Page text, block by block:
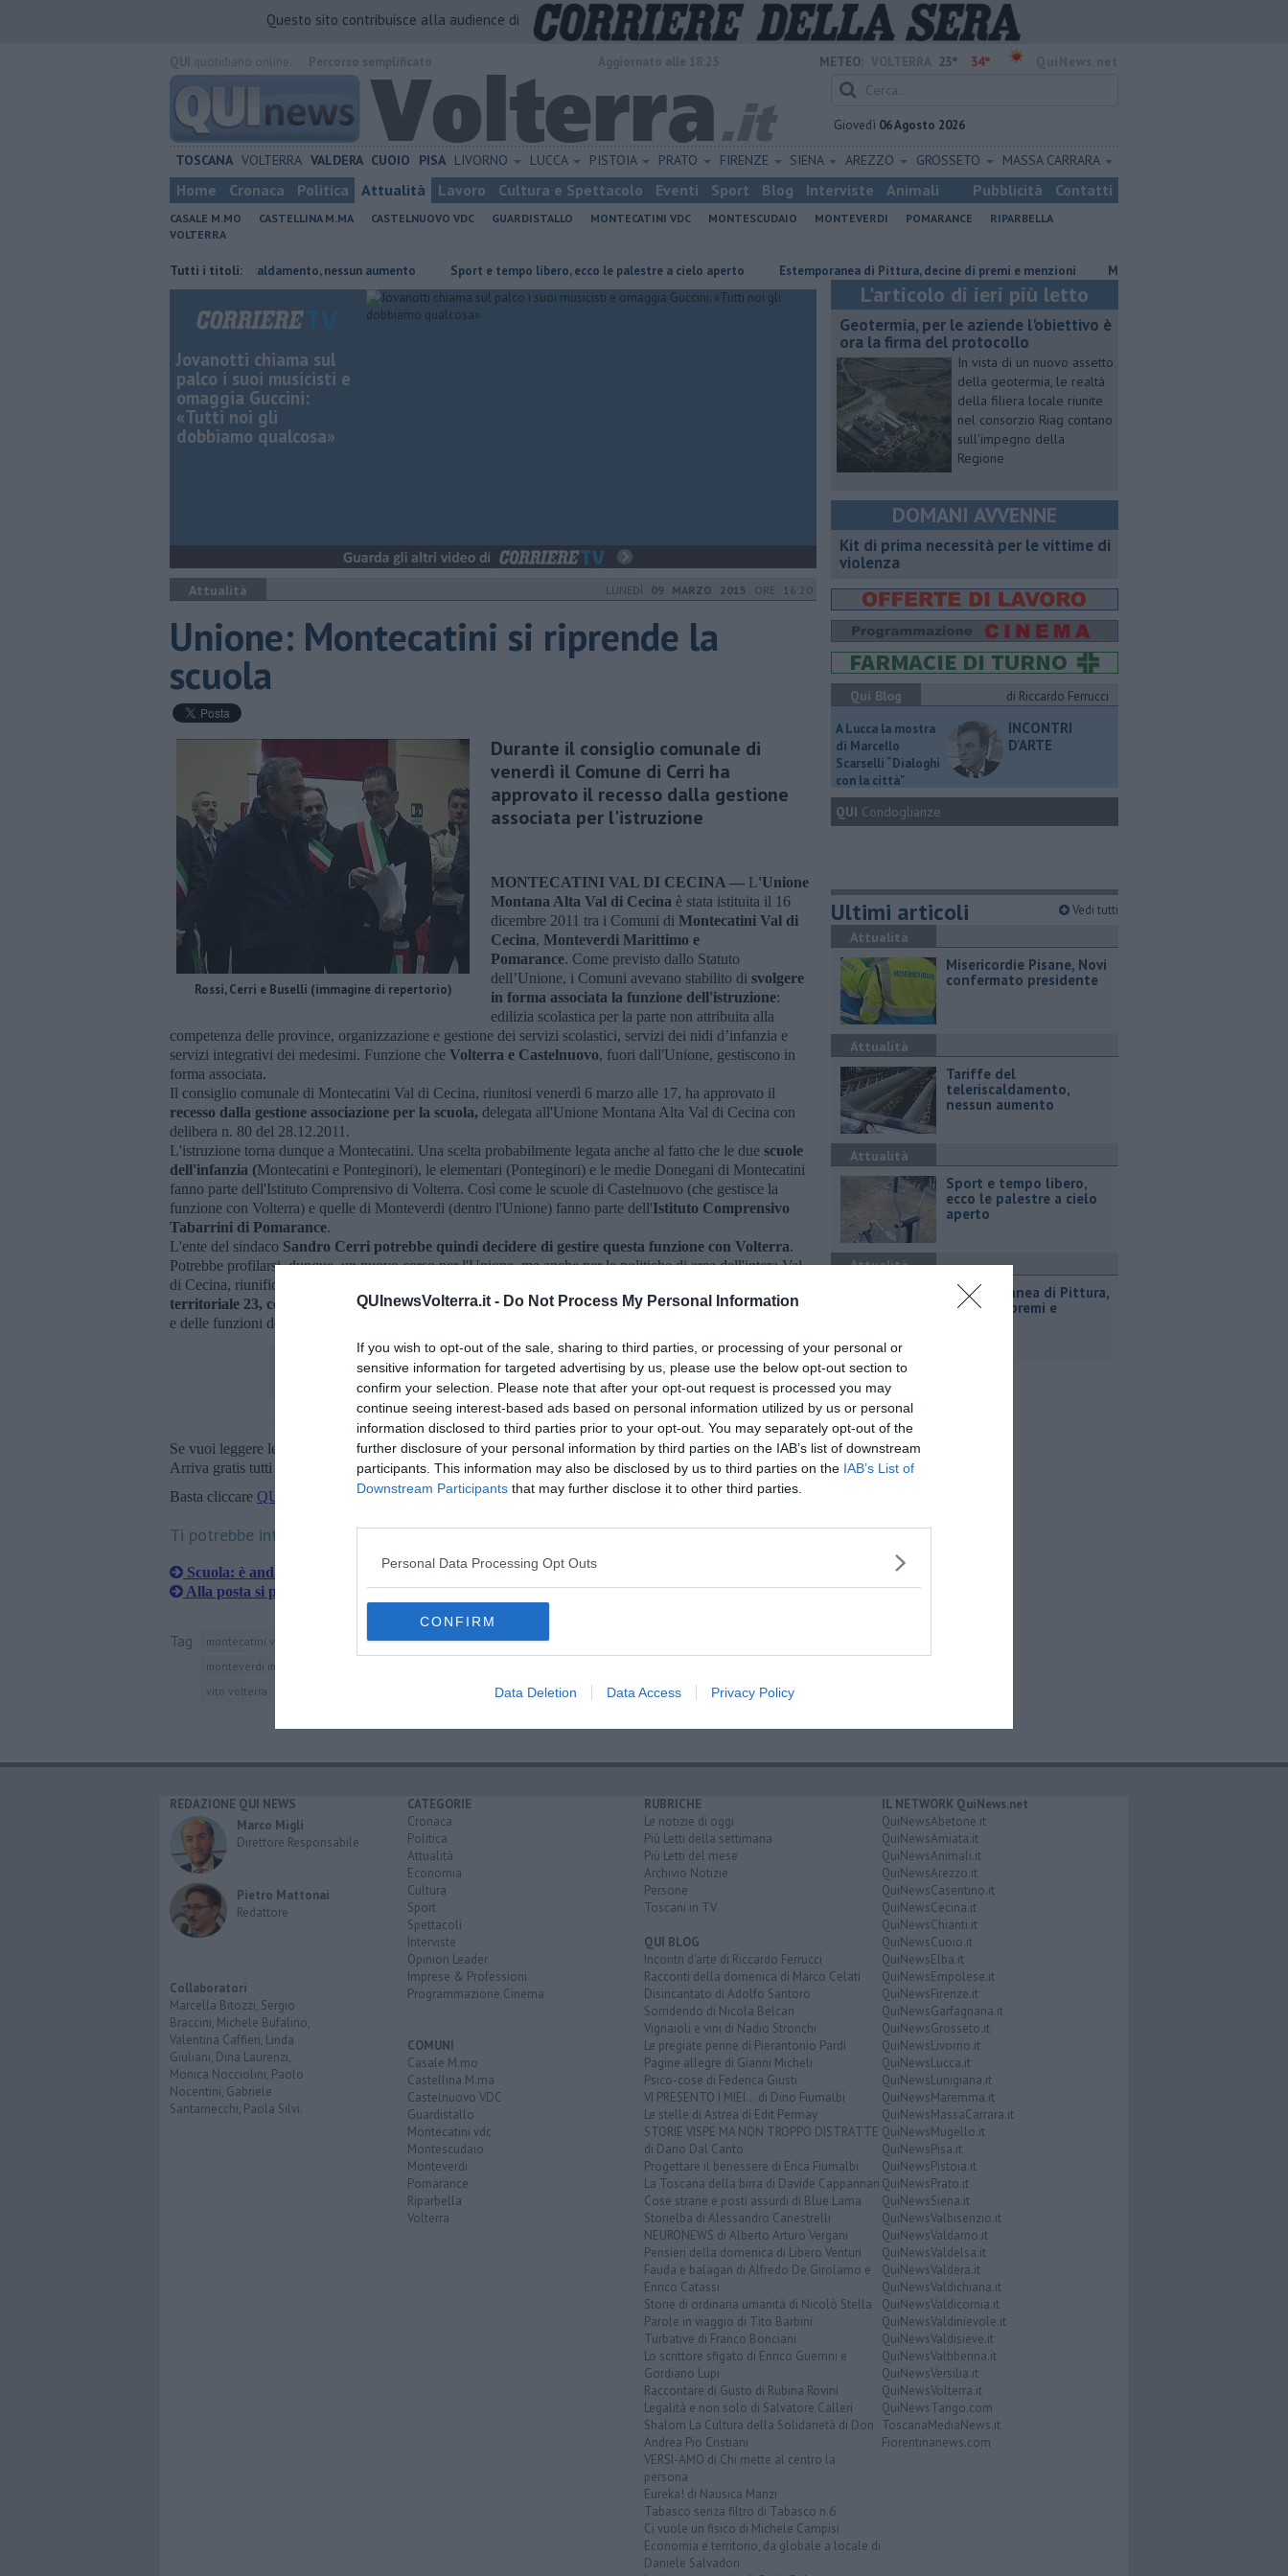
QUInewsVolterra.it - Do Not Process My Personal Information
If you wish to opt-out of the sale, sharing to third parties, or processing of your personal or
sensitive information for targeted advertising by us, please use the below opt-out section to
confirm your selection. Please note that after your opt-out request is processed you may
continue seeing interest-based ads based on personal information utilized by us or personal
information disclosed to third parties prior to your opt-out. You may separately opt-out of the
further disclosure of your personal information by third parties on the IAB’s list of downstream
participants. This information may also be disclosed by us to third parties on the IAB’s List of
Downstream Participants that may further disclose it to other third parties.
Personal Data Processing Opt Outs
CONFIRM
Data Deletion Data Access Privacy Policy
Questo sito contribuisce alla audience di
METEO: 23° 34°
Giovedì 06 Agosto 2026
TOSCANA VOLTERRA VALDERA CUOIO PISA LIVORNO LUCCA PISTOIA PRATO FIRENZE SIENA AREZZO GROSSETO MASSA CARRARA
Home Cronaca Politica Attualità Lavoro Cultura e Spettacolo Eventi Sport Blog Interviste Animali Pubblicità Contatti
CASALE M.MO CASTELLINA M.MA CASTELNUOVO VDC GUARDISTALLO MONTECATINI VDC MONTESCUDAIO MONTEVERDI POMARANCE
RIPARBELLA
VOLTERRA
Tutti i titoli:
Tariffe del teleriscaldamento, nessun aumento Sport e tempo libero, ecco le palestre a cielo aperto Estemporanea di Pittura, decine di premi e menzioni Misericordie Pisane, Novi confermato
Jovanotti chiama sul
palco i suoi musicisti e
omaggia Guccini:
«Tutti noi gli
dobbiamo qualcosa»
Attualità LUNEDÌ 09 MARZO 2015 ORE 16:20
Unione: Montecatini si riprende la
scuola
Rossi, Cerri e Buselli (immagine di repertorio)
Durante il consiglio comunale di
venerdì il Comune di Cerri ha
approvato il recesso dalla gestione
associata per l'istruzione
MONTECATINI VAL DI CECINA — L'Unione
Montana Alta Val di Cecina è stata istituita il 16
dicembre 2011 tra i Comuni di Montecatini Val di
Cecina, Monteverdi Marittimo e
Pomarance. Come previsto dallo Statuto
dell’Unione, i Comuni avevano stabilito di svolgere
in forma associata la funzione dell'istruzione:
edilizia scolastica per la parte non attribuita alla
competenza delle province, organizzazione e gestione dei servizi scolastici, servizi dei nidi d’infanzia e
servizi integrativi dei medesimi. Funzione che Volterra e Castelnuovo, fuori dall'Unione, gestiscono in
forma associata.
Il consiglio comunale di Montecatini Val di Cecina, riunitosi venerdì 6 marzo alle 17, ha approvato il
recesso dalla gestione associazione per la scuola, delegata all'Unione Montana Alta Val di Cecina con
delibera n. 80 del 28.12.2011.
L'istruzione torna dunque a Montecatini. Una scelta probabilmente legata anche al fatto che le due scuole
dell'infanzia (Montecatini e Ponteginori), le elementari (Ponteginori) e le medie Donegani di Montecatini
fanno parte dell'Istituto Comprensivo di Volterra. Così come le scuole di Castelnuovo (che gestisce la
funzione con Volterra) e quelle di Monteverdi (dentro l'Unione) fanno parte dell'Istituto Comprensivo
Tabarrini di Pomarance.
L'ente del sindaco Sandro Cerri potrebbe quindi decidere di gestire questa funzione con Volterra.
Potrebbe profilarsi, dunque, un nuovo corso per l'Unione, ma anche per le politiche di area dell'intera Val
di Cecina, riunificata dalla Regione Toscana con la legge 13 del 2015 che ha ricostituito l'
territoriale 23, comprendente tutti e 5 i Comuni.Una legge, quella regionale sul riordino delle Province
e delle funzioni degli enti, che apre anche nuove prospettive per la gestione delle varie attività dei Comuni.
Se vuoi leggere le notizie principali della Toscana iscriviti allaNewsletter QUInews - ToscanaMedia.
Arriva gratis tutti i giorni alle 20:00 direttamente nella tua casella di posta.
Basta cliccare QUI
Ti potrebbe interessare anche:
Scuola: è andata in pensione la dirigente Ragoni
Alla posta si potrà andare solo a giorni alterni
Tag montecatini val di cecina consiglio comunale comune
unione montana alta val di cecina
monteverdi marittimo
vito volterra
L'articolo di ieri più letto
Geotermia, per le aziende l'obiettivo è
ora la firma del protocollo
In vista di un nuovo assetto
della geotermia, le realtà
della filiera locale riunite
nel consorzio Riag contano
sull'impegno della
Regione
DOMANI AVVENNE
Kit di prima necessità per le vittime di
violenza
Qui Blog
di Riccardo Ferrucci
A Lucca la mostra
di Marcello
Scarselli “Dialoghi
con la città"
INCONTRI
D'ARTE
QUI Condoglianze
Ultimi articoli Vedi tutti
Attualità
Misericordie Pisane, Novi
confermato presidente
Attualità
Tariffe del
teleriscaldamento,
nessun aumento
Attualità
Sport e tempo libero,
ecco le palestre a cielo
aperto
Attualità
Estemporanea di Pittura,
decine di premi e
REDAZIONE QUI NEWS
Marco Migli
Direttore Responsabile
Pietro Mattonai
Redattore
Collaboratori
Marcella Bitozzi, Sergio
Braccini, Michele Bufalino,
Valentina Caffieri, Linda
Giuliani, Dina Laurenzi,
Monica Nocciolini, Paolo
Nocentini, Gabriele
Santarnecchi, Paola Silvi.
CATEGORIE
Cronaca
Politica
Attualità
Economia
Cultura
Sport
Spettacoli
Interviste
Opinion Leader
Imprese & Professioni
Programmazione Cinema
COMUNI
Casale M.mo
Castellina M.ma
Castelnuovo VDC
Guardistallo
Montecatini vdc
Montescudaio
Monteverdi
Pomarance
Riparbella
Volterra
RUBRICHE
Le notizie di oggi
Più Letti della settimana
Più Letti del mese
Archivio Notizie
Persone
Toscani in TV
QUI BLOG
Incontri d'arte di Riccardo Ferrucci
Racconti della domenica di Marco Celati
Disincantato di Adolfo Santoro
Sorridendo di Nicola Belcari
Vignaioli e vini di Nadio Stronchi
Le pregiate penne di Pierantonio Pardi
Pagine allegre di Gianni Micheli
Psico-cose di Federica Giusti
VI PRESENTO I MIEI... di Dino Fiumalbi
Le stelle di Astrea di Edit Permay
STORIE VISPE MA NON TROPPO DISTRATTE
di Dario Dal Canto
Progettare il benessere di Erica Fiumalbi
La Toscana della birra di Davide Cappannari
Cose strane e posti assurdi di Blue Lama
Storielba di Alessandro Canestrelli
NEURONEWS di Alberto Arturo Vergani
Pensieri della domenica di Libero Venturi
Fauda e balagan di Alfredo De Girolamo e
Enrico Catassi
Storie di ordinaria umanità di Nicolò Stella
Parole in viaggio di Tito Barbini
Turbative di Franco Bonciani
Lo scrittore sfigato di Enrico Guerrini e
Gordiano Lupi
Raccontare di Gusto di Rubina Rovini
Legalità e non solo di Salvatore Calleri
Shalom La Cultura della Solidarietà di Don
Andrea Pio Cristiani
VERSI-AMO di Chi mette al centro la
persona
Eureka! di Nausica Manzi
Tabasco senza filtro di Tabasco n.6
Ci vuole un fisico di Michele Campisi
Economia e territorio, da globale a locale di
Daniele Salvadori
IL NETWORK QuiNews.net
QuiNewsAbetone.it
QuiNewsAmiata.it
QuiNewsAnimali.it
QuiNewsArezzo.it
QuiNewsCasentino.it
QuiNewsCecina.it
QuiNewsChianti.it
QuiNewsCuoio.it
QuiNewsElba.it
QuiNewsEmpolese.it
QuiNewsFirenze.it
QuiNewsGarfagnana.it
QuiNewsGrosseto.it
QuiNewsLivorno.it
QuiNewsLucca.it
QuiNewsLunigiana.it
QuiNewsMaremma.it
QuiNewsMassaCarrara.it
QuiNewsMugello.it
QuiNewsPisa.it
QuiNewsPistoia.it
QuiNewsPrato.it
QuiNewsSiena.it
QuiNewsValbisenzio.it
QuiNewsValdarno.it
QuiNewsValdelsa.it
QuiNewsValdera.it
QuiNewsValdichiana.it
QuiNewsValdicornia.it
QuiNewsValdinievole.it
QuiNewsValdisieve.it
QuiNewsValtiberina.it
QuiNewsVersilia.it
QuiNewsVolterra.it
QuiNewsTango.com
ToscanaMediaNews.it
Fiorentinanews.com